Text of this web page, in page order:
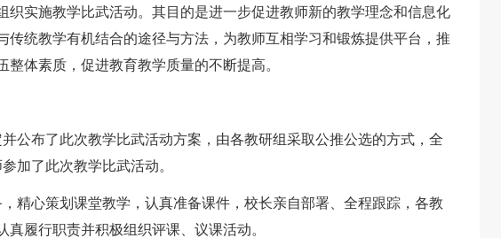
织实施教学比武活动。其目的是进一步促进教师新的教学理念和信息化
传统教学有机结合的途径与方法，为教师互相学习和锻炼提供平台，推
体素质，促进教育教学质量的不断提高。
公布了此次教学比武活动方案，由各教研组采取公推公选的方式，全
加了此次教学比武活动。
精心策划课堂教学，认真准备课件，校长亲自部署、全程跟踪，各教
履行职责并积极组织评课、议课活动。